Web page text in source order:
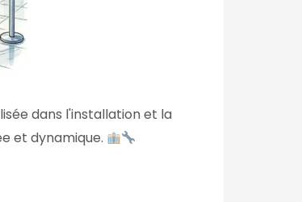
dans l'installation et la
et dynamique.